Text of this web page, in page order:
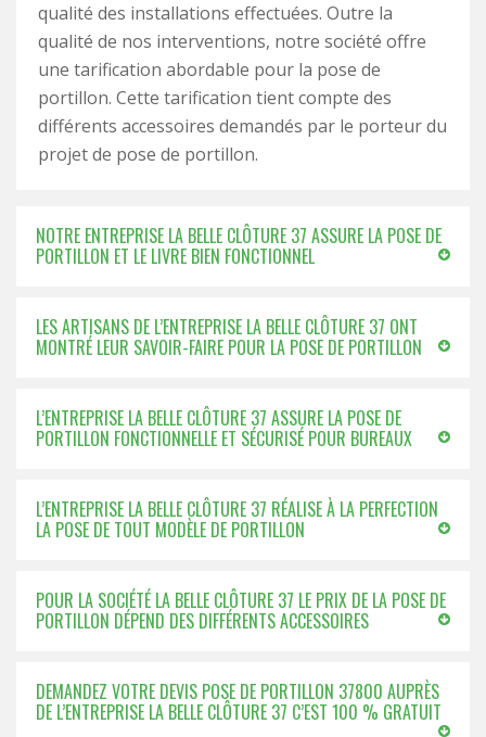
qualité des installations effectuées. Outre la
qualité de nos interventions, notre société offre
une tarification abordable pour la pose de
portillon. Cette tarification tient compte des
différents accessoires demandés par le porteur du
projet de pose de portillon.
NOTRE ENTREPRISE LA BELLE CLÔTURE 37 ASSURE LA POSE DE
PORTILLON ET LE LIVRE BIEN FONCTIONNEL
LES ARTISANS DE L’ENTREPRISE LA BELLE CLÔTURE 37 ONT
MONTRÉ LEUR SAVOIR-FAIRE POUR LA POSE DE PORTILLON
L’ENTREPRISE LA BELLE CLÔTURE 37 ASSURE LA POSE DE
PORTILLON FONCTIONNELLE ET SÉCURISÉ POUR BUREAUX
L’ENTREPRISE LA BELLE CLÔTURE 37 RÉALISE À LA PERFECTION
LA POSE DE TOUT MODÈLE DE PORTILLON
POUR LA SOCIÉTÉ LA BELLE CLÔTURE 37 LE PRIX DE LA POSE DE
PORTILLON DÉPEND DES DIFFÉRENTS ACCESSOIRES
DEMANDEZ VOTRE DEVIS POSE DE PORTILLON 37800 AUPRÈS
DE L’ENTREPRISE LA BELLE CLÔTURE 37 C’EST 100 % GRATUIT